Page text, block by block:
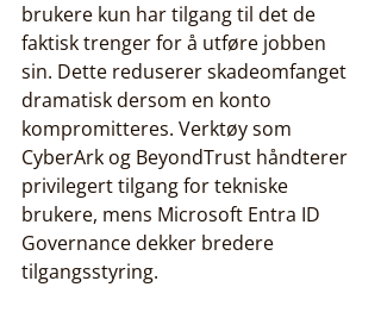
brukere kun har tilgang til det de
faktisk trenger for å utføre jobben
sin. Dette reduserer skadeomfanget
dramatisk dersom en konto
kompromitteres. Verktøy som
CyberArk og BeyondTrust håndterer
privilegert tilgang for tekniske
brukere, mens Microsoft Entra ID
Governance dekker bredere
tilgangsstyring.